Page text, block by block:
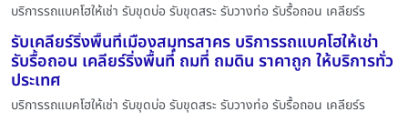
บริการรถแบคโฮให้เช่า รับขุดบ่อ รับขุดสระ รับวางท่อ รับรื้อถอน เคลียร์ร
รับเคลียร์ริ่งพื้นที่เมืองสมุทรสาคร บริการรถแบคโฮให้เช่า
รับรื้อถอน เคลียร์ริ่งพื้นที่ ถมที่ ถมดิน ราคาถูก ให้บริการทั่ว
ประเทศ
บริการรถแบคโฮให้เช่า รับขุดบ่อ รับขุดสระ รับวางท่อ รับรื้อถอน เคลียร์ร